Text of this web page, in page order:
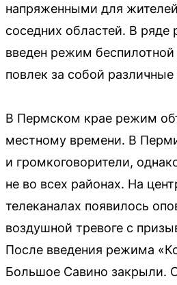
напряженными для
соседних областей. В ряде
введен режим
повлек за собой различные
В Пермском крае режим
местному времени. В
и громкоговорители,
не во всех районах. На
телеканалах появилось
воздушной тревоге с
После введения режима
Большое Савино закрыли.